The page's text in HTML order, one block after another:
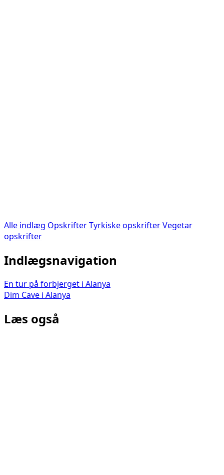
Alle indlæg OpskrifterTyrkiske opskrifterVegetar
opskrifter
Indlægsnavigation
En tur på forbjerget i Alanya
Dim Cave i Alanya
Læs også